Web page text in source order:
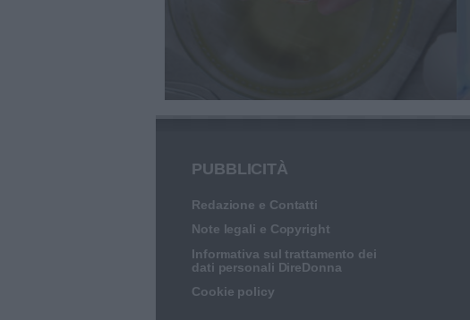
PUBBLICITÀ
Redazione e Contatti
Note legali e Copyright
Informativa sul trattamento dei
dati personali DireDonna
Cookie policy